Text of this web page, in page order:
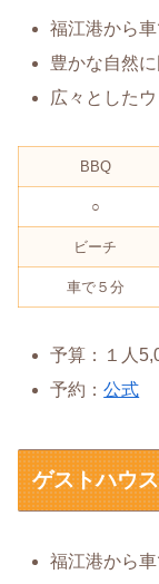
福江港から
豊かな自然
広々とした
BBQ
○
ビーチ
車で５分
予算：１人
予約：公式
ゲストハウ
福江港から